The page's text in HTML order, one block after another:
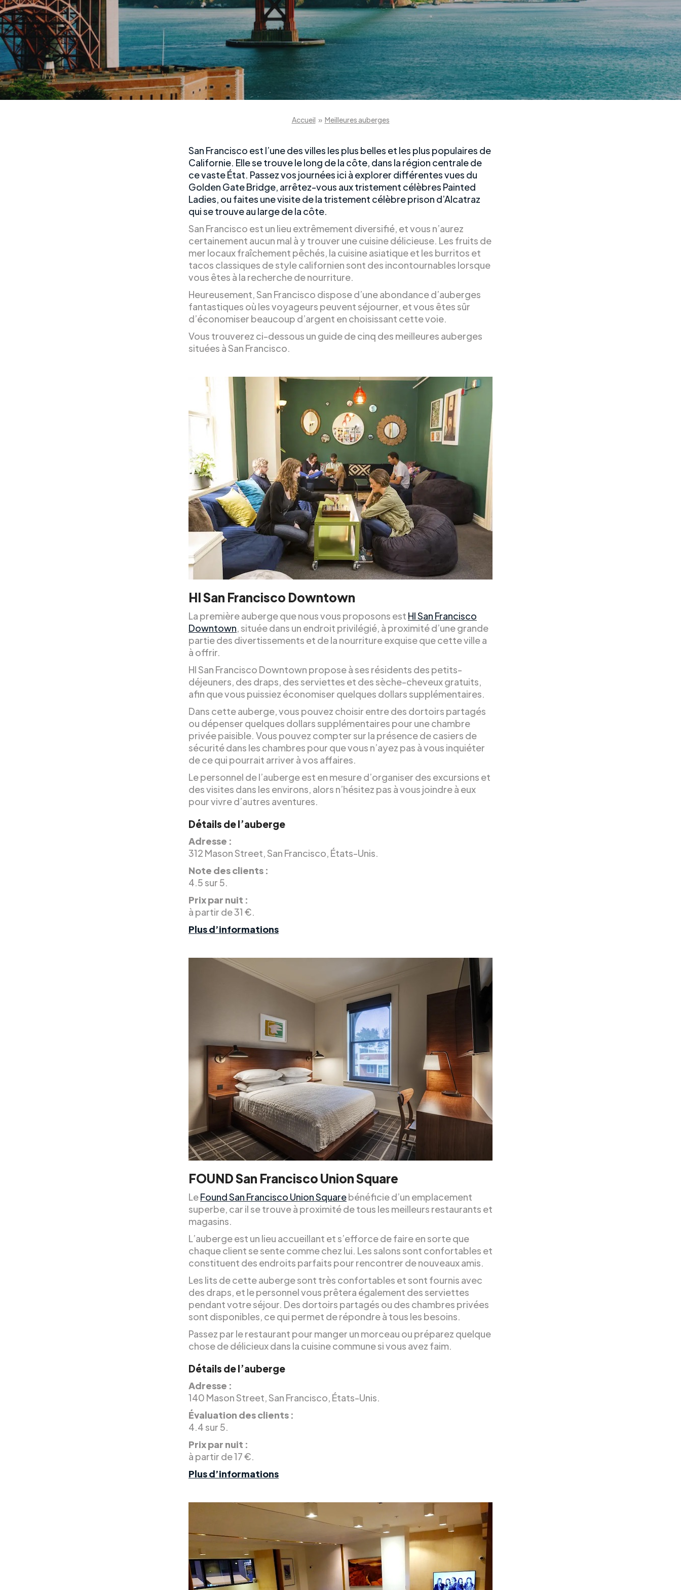
Accueil » Meilleures auberges
San Francisco est l’une des villes les plus belles et les plus populaires de
Californie. Elle se trouve le long de la côte, dans la région centrale de
ce vaste État. Passez vos journées ici à explorer différentes vues du
Golden Gate Bridge, arrêtez-vous aux tristement célèbres Painted
Ladies, ou faites une visite de la tristement célèbre prison d’Alcatraz
qui se trouve au large de la côte.
San Francisco est un lieu extrêmement diversifié, et vous n’aurez
certainement aucun mal à y trouver une cuisine délicieuse. Les fruits de
mer locaux fraîchement pêchés, la cuisine asiatique et les burritos et
tacos classiques de style californien sont des incontournables lorsque
vous êtes à la recherche de nourriture.
Heureusement, San Francisco dispose d’une abondance d’auberges
fantastiques où les voyageurs peuvent séjourner, et vous êtes sûr
d’économiser beaucoup d’argent en choisissant cette voie.
Vous trouverez ci-dessous un guide de cinq des meilleures auberges
situées à San Francisco.
HI San Francisco Downtown
La première auberge que nous vous proposons est HI San Francisco
Downtown, située dans un endroit privilégié, à proximité d’une grande
partie des divertissements et de la nourriture exquise que cette ville a
à offrir.
HI San Francisco Downtown propose à ses résidents des petits-
déjeuners, des draps, des serviettes et des sèche-cheveux gratuits,
afin que vous puissiez économiser quelques dollars supplémentaires.
Dans cette auberge, vous pouvez choisir entre des dortoirs partagés
ou dépenser quelques dollars supplémentaires pour une chambre
privée paisible. Vous pouvez compter sur la présence de casiers de
sécurité dans les chambres pour que vous n’ayez pas à vous inquiéter
de ce qui pourrait arriver à vos affaires.
Le personnel de l’auberge est en mesure d’organiser des excursions et
des visites dans les environs, alors n’hésitez pas à vous joindre à eux
pour vivre d’autres aventures.
Détails de l’auberge
Adresse :
312 Mason Street, San Francisco, États-Unis.
Note des clients :
4.5 sur 5.
Prix par nuit :
à partir de 31 €.
Plus d’informations
FOUND San Francisco Union Square
LeFound San Francisco Union Squarebénéficie d’un emplacement
superbe, car il se trouve à proximité de tous les meilleurs restaurants et
magasins.
L’auberge est un lieu accueillant et s’efforce de faire en sorte que
chaque client se sente comme chez lui. Les salons sont confortables et
constituent des endroits parfaits pour rencontrer de nouveaux amis.
Les lits de cette auberge sont très confortables et sont fournis avec
des draps, et le personnel vous prêtera également des serviettes
pendant votre séjour. Des dortoirs partagés ou des chambres privées
sont disponibles, ce qui permet de répondre à tous les besoins.
Passez par le restaurant pour manger un morceau ou préparez quelque
chose de délicieux dans la cuisine commune si vous avez faim.
Détails de l’auberge
Adresse :
140 Mason Street, San Francisco, États-Unis.
Évaluation des clients :
4.4 sur 5.
Prix par nuit :
à partir de 17 €.
Plus d’informations